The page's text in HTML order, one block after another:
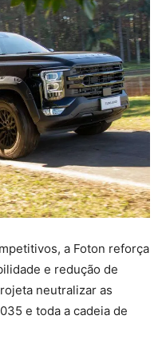
a Foton reforça
e redução de
neutralizar as
e toda a cadeia de